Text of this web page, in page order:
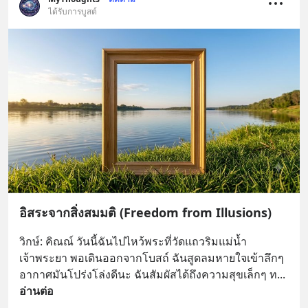
ได้รับการบูสต์
อิสระจากสิ่งสมมติ (Freedom from Illusions)
วิกษ์: คิณณ์ วันนี้ฉันไปไหว้พระที่วัดแถวริมแม่น้ำ
เจ้าพระยา พอเดินออกจากโบสถ์ ฉันสูดลมหายใจเข้าลึกๆ
อากาศมันโปร่งโล่งดีนะ ฉันสัมผัสได้ถึงความสุขเล็กๆ ท
อ่านต่อ